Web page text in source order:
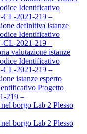
Identificativo
CL-2021-219 –
definitiva istanze
Identificativo
CL-2021-219 –
valutazione istanze
Identificativo
CL-2021-219 –
istanze esperto
Progetto
219 –
borgo Lab 2 Plesso
borgo Lab 2 Plesso